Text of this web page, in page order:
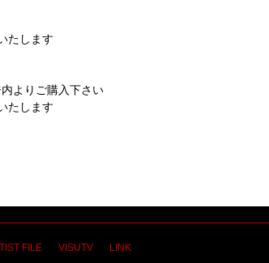
たします
よりご購入下さい
たします
FILE VISUTV LINK